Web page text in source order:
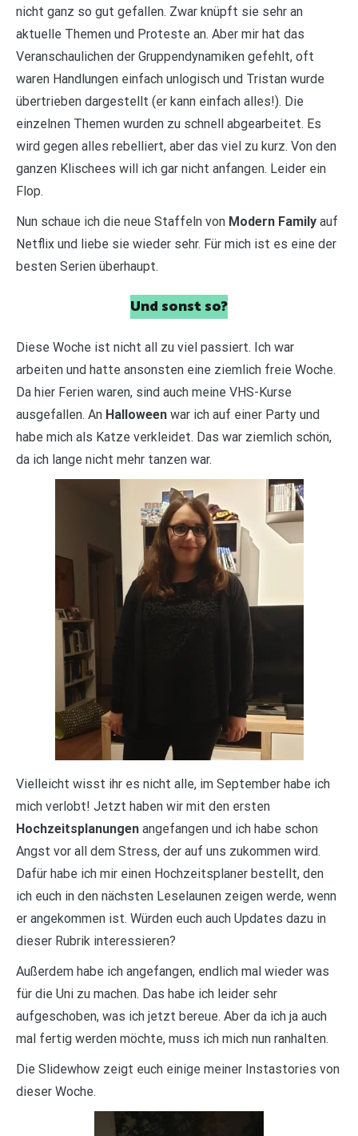
nicht ganz so gut gefallen. Zwar knüpft sie sehr an
aktuelle Themen und Proteste an. Aber mir hat das
Veranschaulichen der Gruppendynamiken gefehlt, oft
waren Handlungen einfach unlogisch und Tristan wurde
übertrieben dargestellt (er kann einfach alles!). Die
einzelnen Themen wurden zu schnell abgearbeitet. Es
wird gegen alles rebelliert, aber das viel zu kurz. Von den
ganzen Klischees will ich gar nicht anfangen. Leider ein
Flop.
Nun schaue ich die neue Staffeln von Modern Family auf
Netflix und liebe sie wieder sehr. Für mich ist es eine der
besten Serien überhaupt.
Und sonst so?
Diese Woche ist nicht all zu viel passiert. Ich war
arbeiten und hatte ansonsten eine ziemlich freie Woche.
Da hier Ferien waren, sind auch meine VHS-Kurse
ausgefallen. An Halloween war ich auf einer Party und
habe mich als Katze verkleidet. Das war ziemlich schön,
da ich lange nicht mehr tanzen war.
Vielleicht wisst ihr es nicht alle, im September habe ich
mich verlobt! Jetzt haben wir mit den ersten
Hochzeitsplanungen angefangen und ich habe schon
Angst vor all dem Stress, der auf uns zukommen wird.
Dafür habe ich mir einen Hochzeitsplaner bestellt, den
ich euch in den nächsten Leselaunen zeigen werde, wenn
er angekommen ist. Würden euch auch Updates dazu in
dieser Rubrik interessieren?
Außerdem habe ich angefangen, endlich mal wieder was
für die Uni zu machen. Das habe ich leider sehr
aufgeschoben, was ich jetzt bereue. Aber da ich ja auch
mal fertig werden möchte, muss ich mich nun ranhalten.
Die Slidewhow zeigt euch einige meiner Instastories von
dieser Woche.